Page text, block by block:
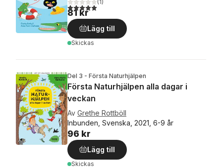
5,0utav 5 stjärnor. Totalt antal röster:
(1)
81 kr
Lägg till
Skickas
Del 3 - Första Naturhjälpen
Första Naturhjälpen alla dagar i
veckan
Av Grethe Rottböll
Inbunden, Svenska, 2021, 6-9 år
96 kr
Lägg till
Skickas